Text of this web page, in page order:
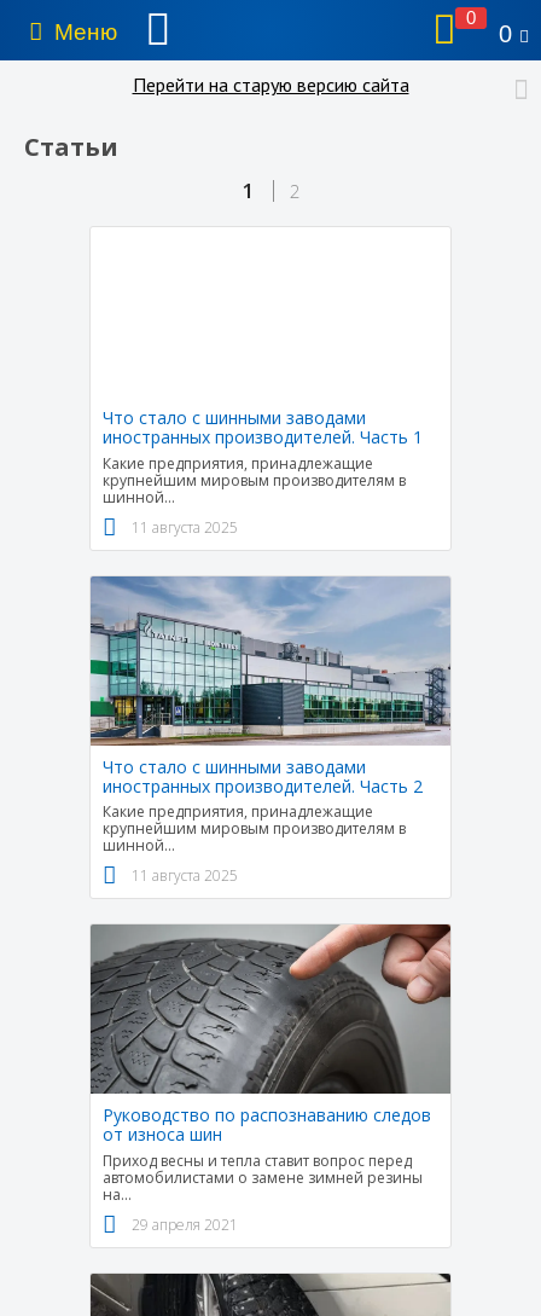
Меню
0
0
Перейти на старую версию сайта
Статьи
1 2
Что стало с шинными заводами
иностранных производителей. Часть 1
Какие предприятия, принадлежащие
крупнейшим мировым производителям в
шинной...
11 августа 2025
Что стало с шинными заводами
иностранных производителей. Часть 2
Какие предприятия, принадлежащие
крупнейшим мировым производителям в
шинной...
11 августа 2025
Руководство по распознаванию следов
от износа шин
Приход весны и тепла ставит вопрос перед
автомобилистами о замене зимней резины
на...
29 апреля 2021